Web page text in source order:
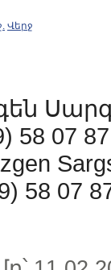
Վերջ
58 07
58 07